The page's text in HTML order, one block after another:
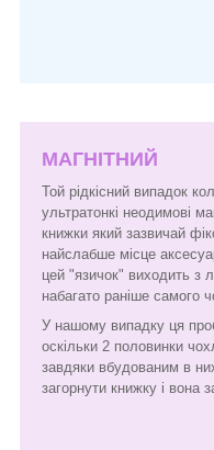
МАГНІТНИЙ
Той рідкісний випадок
ультратонкі неодимові
книжки який зазвичай
найслабше місце
цей "язичок" виходить з
набагато раніше самого
У нашому випадку ця
оскільки 2 половинки
завдяки вбудованим в
загорнути книжку і вона